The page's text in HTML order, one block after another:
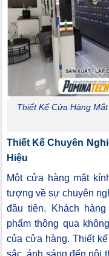
Thiết Kế Cửa Hàng
Thiết Kế Chuyên
Hiệu
Một cửa hàng mắt
tượng về sự chuyên
đầu tiên. Khách
phẩm thông qua
của cửa hàng. Thiết
sắc, ánh sáng đến nội